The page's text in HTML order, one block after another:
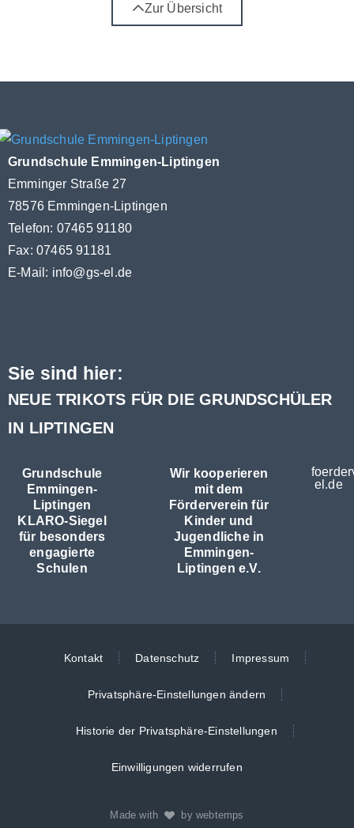
Zur Übersicht
Grundschule Emmingen-Liptingen
Emminger Straße 27
78576 Emmingen-Liptingen
Telefon: 07465 91180
Fax: 07465 91181
E-Mail: info@gs-el.de
Sie sind hier:
NEUE TRIKOTS FÜR DIE GRUNDSCHÜLER
IN LIPTINGEN
Grundschule
Emmingen-
Liptingen
KLARO-Siegel
für besonders
engagierte
Schulen
Wir kooperieren
mit dem
Förderverein für
Kinder und
Jugendliche in
Emmingen-
Liptingen e.V.
el.de
Kontakt Datenschutz Impressum
Privatsphäre-Einstellungen ändern
Historie der Privatsphäre-Einstellungen
Einwilligungen widerrufen
Made with by webtemps